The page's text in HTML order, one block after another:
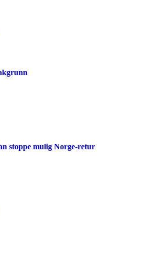
stoppe mulig Norge-retur